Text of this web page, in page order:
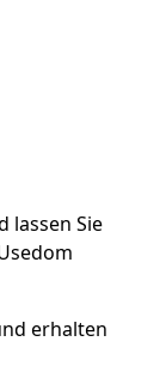
lassen Sie
erhalten